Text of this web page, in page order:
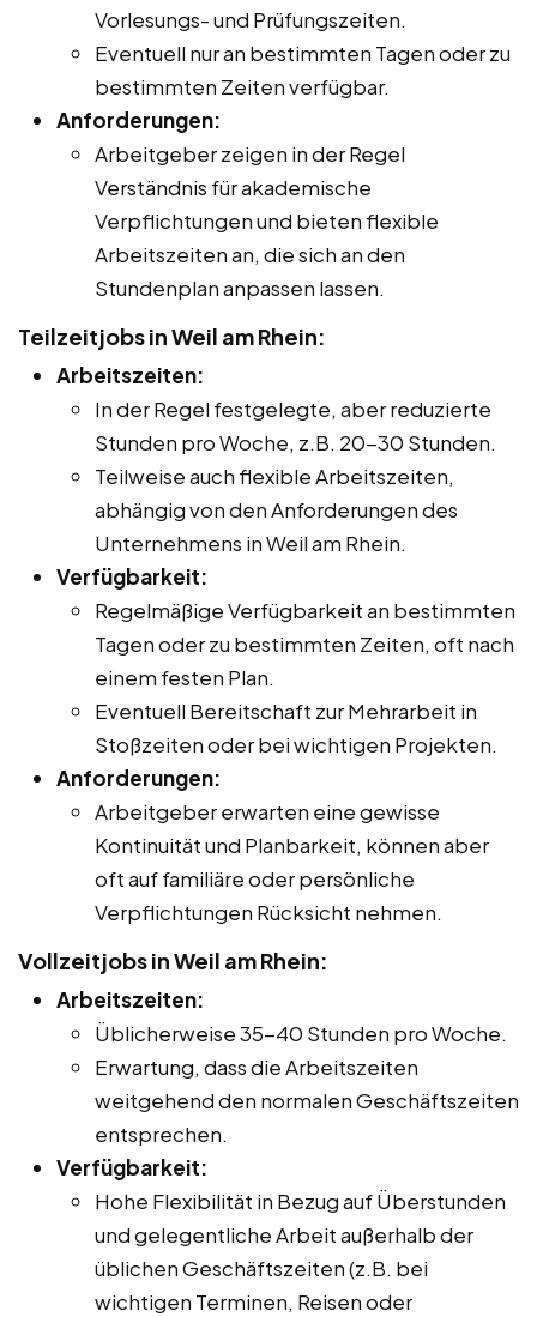
Vorlesungs- und Prüfungszeiten.
Eventuell nur an bestimmten Tagen oder zu
bestimmten Zeiten verfügbar.
Anforderungen:
Arbeitgeber zeigen in der Regel
Verständnis für akademische
Verpflichtungen und bieten flexible
Arbeitszeiten an, die sich an den
Stundenplan anpassen lassen.
Teilzeitjobs in Weil am Rhein:
Arbeitszeiten:
In der Regel festgelegte, aber reduzierte
Stunden pro Woche, z.B. 20-30 Stunden.
Teilweise auch flexible Arbeitszeiten,
abhängig von den Anforderungen des
Unternehmens in Weil am Rhein.
Verfügbarkeit:
Regelmäßige Verfügbarkeit an bestimmten
Tagen oder zu bestimmten Zeiten, oft nach
einem festen Plan.
Eventuell Bereitschaft zur Mehrarbeit in
Stoßzeiten oder bei wichtigen Projekten.
Anforderungen:
Arbeitgeber erwarten eine gewisse
Kontinuität und Planbarkeit, können aber
oft auf familiäre oder persönliche
Verpflichtungen Rücksicht nehmen.
Vollzeitjobs in Weil am Rhein:
Arbeitszeiten:
Üblicherweise 35-40 Stunden pro Woche.
Erwartung, dass die Arbeitszeiten
weitgehend den normalen Geschäftszeiten
entsprechen.
Verfügbarkeit:
Hohe Flexibilität in Bezug auf Überstunden
und gelegentliche Arbeit außerhalb der
üblichen Geschäftszeiten (z.B. bei
wichtigen Terminen, Reisen oder